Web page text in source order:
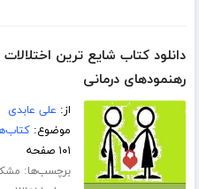
دانلود کتاب شایع ترین
رهنمودهای درمانی
از: علی عابدی
موضوع:
۱۰۱ صفحه
برچسب‌ها: